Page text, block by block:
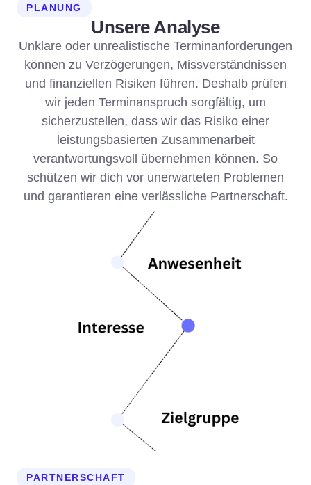
PLANUNG
Unsere Analyse
Unklare oder unrealistische Terminanforderungen
können zu Verzögerungen, Missverständnissen
und finanziellen Risiken führen. Deshalb prüfen
wir jeden Terminanspruch sorgfältig, um
sicherzustellen, dass wir das Risiko einer
leistungsbasierten Zusammenarbeit
verantwortungsvoll übernehmen können. So
schützen wir dich vor unerwarteten Problemen
und garantieren eine verlässliche Partnerschaft.
PARTNERSCHAFT